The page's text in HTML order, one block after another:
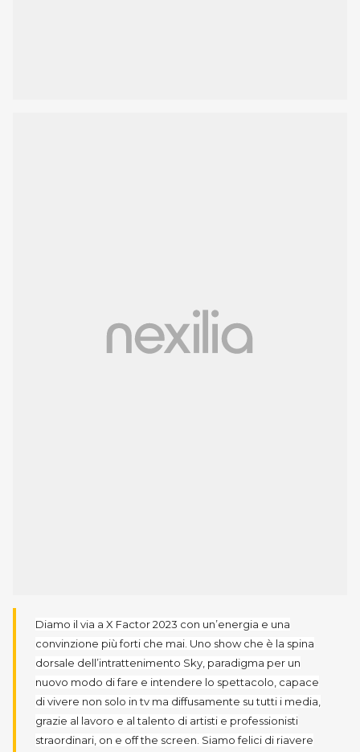
Diamo il via a X Factor 2023 con un’energia e una
convinzione più forti che mai. Uno show che è la spina
dorsale dell’intrattenimento Sky, paradigma per un
nuovo modo di fare e intendere lo spettacolo, capace
di vivere non solo in tv ma diffusamente su tutti i media,
grazie al lavoro e al talento di artisti e professionisti
straordinari, on e off the screen. Siamo felici di riavere